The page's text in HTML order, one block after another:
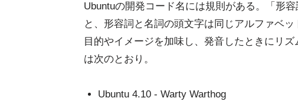
Ubuntuの開発コード名には規則がある。「形
と、形容詞と名詞の頭文字は同じアルファベ
目的やイメージを加味し、発音したときにリ
は次のとおり。
Ubuntu 4.10 - Warty Warthog